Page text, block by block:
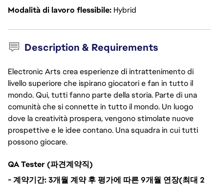
Modalità di lavoro flessibile Hybrid
Description & Requirements
Electronic Arts crea esperienze di intrattenimento di
livello superiore che ispirano giocatori e fan in tutto il
mondo. Qui, tutti fanno parte della storia. Parte di una
comunità che si connette in tutto il mondo. Un luogo
dove la creatività prospera, vengono stimolate nuove
prospettive e le idee contano. Una squadra in cui tutti
possono giocare.
QA Tester (파견계약직)
- 계약기간: 3개월 계약 후 평가에 따른 9개월 연장(최대 2